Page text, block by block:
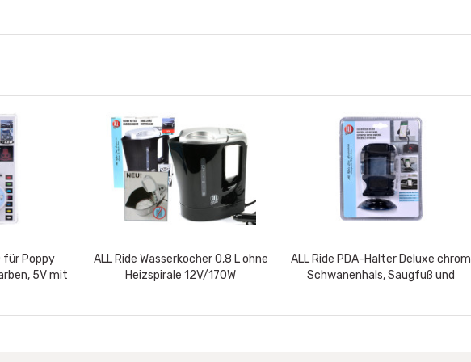
für Poppy
5V mit
ALL Ride Wasserkocher 0,8 L ohne
Heizspirale 12V/170W
ALL Ride PDA-Halter Deluxe chrom
Schwanenhals, Saugfuß und